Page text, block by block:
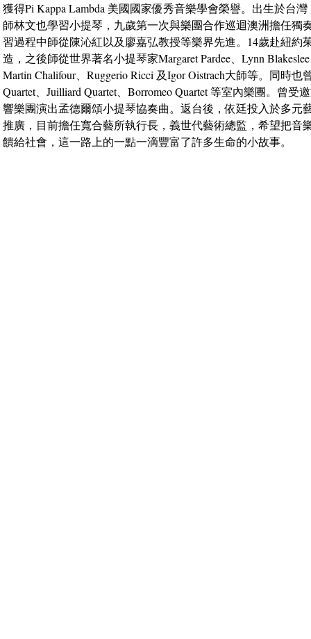
獲得Pi Kappa Lambda 美國國家優秀音樂學會榮譽。出生於台
師林文也學習小提琴，九歲第一次與樂團合作巡迴澳洲擔任獨
習過程中師從陳沁紅以及廖嘉弘教授等樂界先進。14歲赴紐約
造，之後師從世界著名小提琴家Margaret Pardee、Lynn
Martin Chalifour、Ruggerio Ricci 及Igor Oistrach大師等。同時也
Quartet、Juilliard Quartet、Borromeo Quartet 等室內樂團。曾受
響樂團演出孟德爾頌小提琴協奏曲。返台後，依廷投入於多元
推廣，目前擔任寬合藝所執行長，義世代藝術總監，希望把音
饋給社會，這一路上的一點一滴豐富了許多生命的小故事。